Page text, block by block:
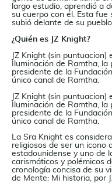
largo estudio, aprendió a
su cuerpo con él. Esta fue
subió delante de su
¿Quién es JZ Knight?
JZ Knight (sin
Iluminación de Ramtha,
presidente de la
único canal de Ramtha.
JZ Knight (sin
Iluminación de Ramtha,
presidente de la
único canal de Ramtha.
La Sra Knight es
religiosos de ser un icono
estadounidense y uno de
carismáticos y polémicos
cronología concisa de su
de Mente: Mi historia, por